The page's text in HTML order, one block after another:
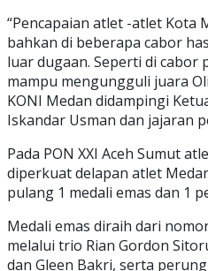
“Pencapaian atlet -atlet Kota
bahkan di beberapa cabor
luar dugaan. Seperti di
mampu mengungguli juara
KONI Medan didampingi
Iskandar Usman dan jajaran
Pada PON XXI Aceh Sumut
diperkuat delapan atlet
pulang 1 medali emas dan 1
Medali emas diraih dari
melalui trio Rian Gordon
dan Gleen Bakri, serta